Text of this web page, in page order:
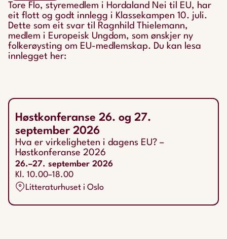
Tore Flo, styremedlem i Hordaland Nei til EU, har
eit flott og godt innlegg i Klassekampen 10. juli.
Dette som eit svar til Ragnhild Thielemann,
medlem i Europeisk Ungdom, som ønskjer ny
folkerøysting om EU-medlemskap. Du kan lesa
innlegget her:
Høstkonferanse 26. og 27.
september 2026
Hva er virkeligheten i dagens EU? –
Høstkonferanse 2026
26.–27. september 2026
Kl. 10.00–18.00
Litteraturhuset i Oslo